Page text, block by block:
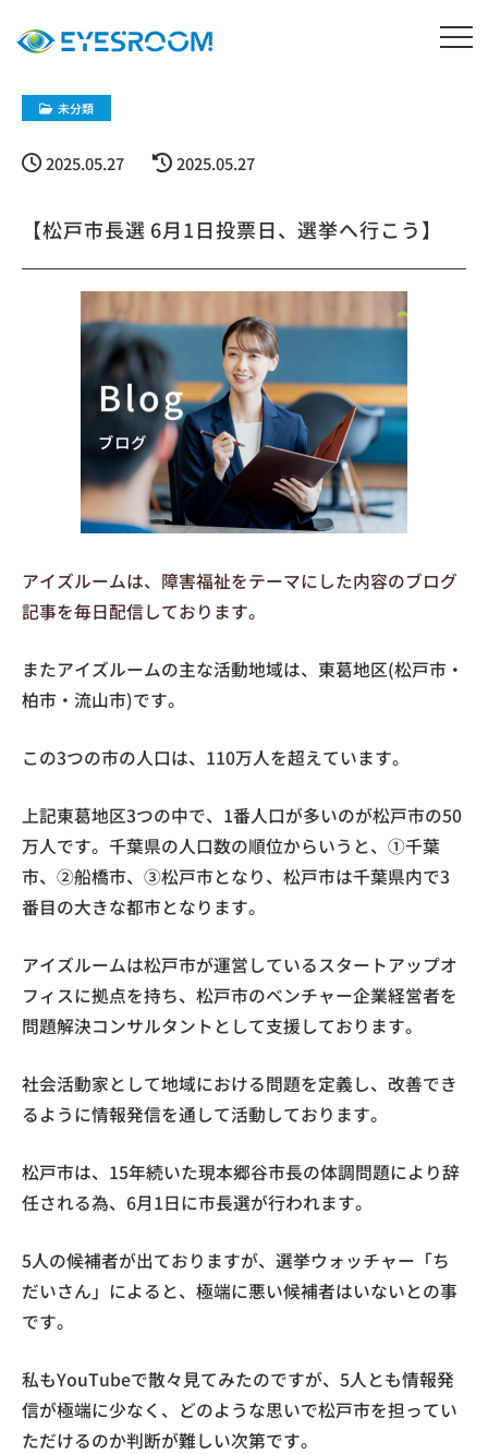
未分類
2025.05.27 2025.05.27
【松戸市長選 6月1日投票日、選挙へ行こう】
アイズルームは、障害福祉をテーマにした内容のブログ
記事を毎日配信しております。
またアイズルームの主な活動地域は、東葛地区(松戸市・
柏市・流山市)です。
この3つの市の人口は、110万人を超えています。
上記東葛地区3つの中で、1番人口が多いのが松戸市の50
万人です。千葉県の人口数の順位からいうと、①千葉
市、②船橋市、③松戸市となり、松戸市は千葉県内で3
番目の大きな都市となります。
アイズルームは松戸市が運営しているスタートアップオ
フィスに拠点を持ち、松戸市のベンチャー企業経営者を
問題解決コンサルタントとして支援しております。
社会活動家として地域における問題を定義し、改善でき
るように情報発信を通して活動しております。
松戸市は、15年続いた現本郷谷市長の体調問題により辞
任される為、6月1日に市長選が行われます。
5人の候補者が出ておりますが、選挙ウォッチャー「ち
だいさん」によると、極端に悪い候補者はいないとの事
です。
私もYouTubeで散々見てみたのですが、5人とも情報発
信が極端に少なく、どのような思いで松戸市を担ってい
ただけるのか判断が難しい次第です。